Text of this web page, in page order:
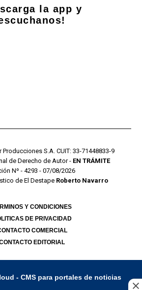
la app y
Producciones S.A. CUIT: 33-71448833-9
de Derecho de Autor - EN TRÁMITE
Nº - 4293 - 07/08/2026
de El Destape Roberto Navarro
Y CONDICIONES
DE PRIVACIDAD
COMERCIAL
EDITORIAL
- CMS para portales de noticias